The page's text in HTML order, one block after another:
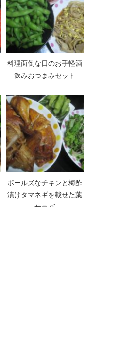
料理面倒な日のお手軽酒
飲みおつまみセット
ポールズなチキンと梅酢
漬けタマネギを載せた葉
サラダ